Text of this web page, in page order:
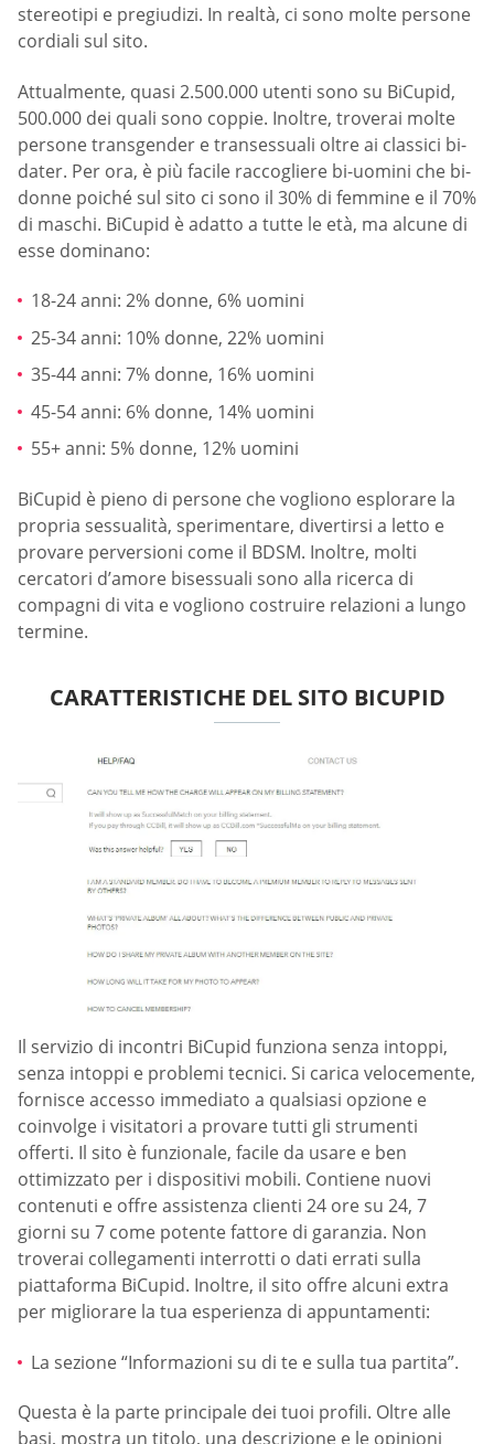
stereotipi e pregiudizi. In realtà, ci sono molte persone
cordiali sul sito.
Attualmente, quasi 2.500.000 utenti sono su BiCupid,
500.000 dei quali sono coppie. Inoltre, troverai molte
persone transgender e transessuali oltre ai classici bi-
dater. Per ora, è più facile raccogliere bi-uomini che bi-
donne poiché sul sito ci sono il 30% di femmine e il 70%
di maschi. BiCupid è adatto a tutte le età, ma alcune di
esse dominano:
18-24 anni: 2% donne, 6% uomini
25-34 anni: 10% donne, 22% uomini
35-44 anni: 7% donne, 16% uomini
45-54 anni: 6% donne, 14% uomini
55+ anni: 5% donne, 12% uomini
BiCupid è pieno di persone che vogliono esplorare la
propria sessualità, sperimentare, divertirsi a letto e
provare perversioni come il BDSM. Inoltre, molti
cercatori d’amore bisessuali sono alla ricerca di
compagni di vita e vogliono costruire relazioni a lungo
termine.
CARATTERISTICHE DEL SITO BICUPID
Il servizio di incontri BiCupid funziona senza intoppi,
senza intoppi e problemi tecnici. Si carica velocemente,
fornisce accesso immediato a qualsiasi opzione e
coinvolge i visitatori a provare tutti gli strumenti
offerti. Il sito è funzionale, facile da usare e ben
ottimizzato per i dispositivi mobili. Contiene nuovi
contenuti e offre assistenza clienti 24 ore su 24, 7
giorni su 7 come potente fattore di garanzia. Non
troverai collegamenti interrotti o dati errati sulla
piattaforma BiCupid. Inoltre, il sito offre alcuni extra
per migliorare la tua esperienza di appuntamenti:
La sezione “Informazioni su di te e sulla tua partita”.
Questa è la parte principale dei tuoi profili. Oltre alle
basi, mostra un titolo, una descrizione e le opinioni